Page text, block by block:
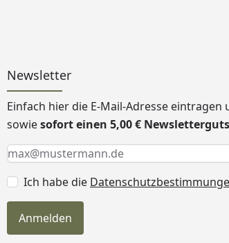
Newsletter
Einfach hier die E-Mail-Adresse eintragen
sowiesofort einen 5,00 €
Keine Eingabe erforderlich
Eingabe erforderlich
E-Mail *
Ich habe die
Anmelden